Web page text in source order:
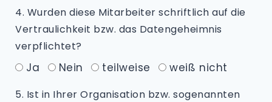
4. Wurden diese Mitarbeiter schriftlich auf die
Vertraulichkeit bzw. das Datengeheimnis
verpflichtet?
Ja Nein teilweise weiß nicht
5. Ist in Ihrer Organisation bzw. sogenannten